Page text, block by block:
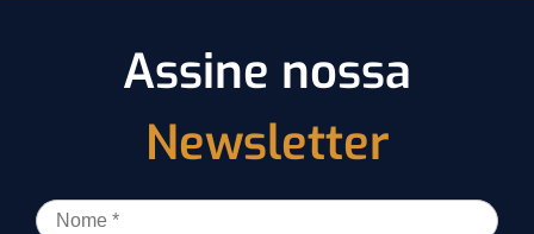
Assine nossa
Newsletter